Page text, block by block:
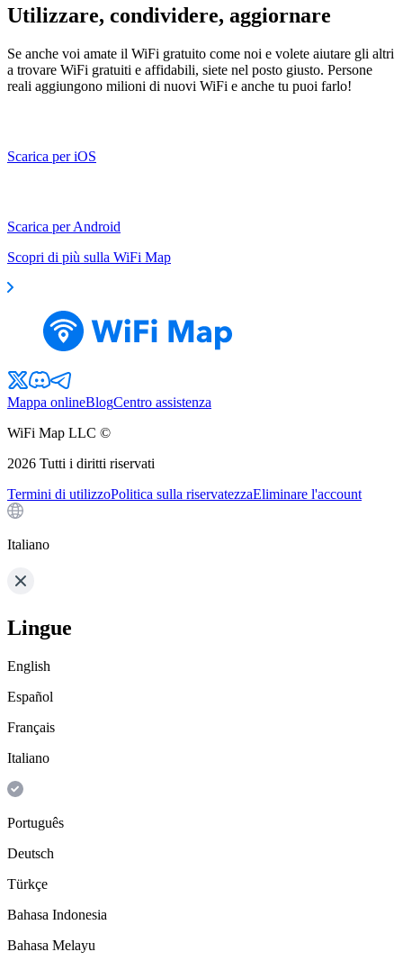
Utilizzare, condividere, aggiornare
Se anche voi amate il WiFi gratuito come noi e volete aiutare gli altri
a trovare WiFi gratuiti e affidabili, siete nel posto giusto. Persone
reali aggiungono milioni di nuovi WiFi e anche tu puoi farlo!
Scarica per iOS
Scarica per Android
Scopri di più sulla WiFi Map
Mappa onlineBlogCentro assistenza
WiFi Map LLC ©
2026 Tutti i diritti riservati
Termini di utilizzoPolitica sulla riservatezzaEliminare l'account
Italiano
Lingue
English
Español
Français
Italiano
Português
Deutsch
Türkçe
Bahasa Indonesia
Bahasa Melayu